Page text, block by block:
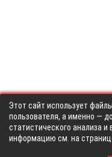
Этот сайт использует
пользователя, а именно —
статистического анализа
информацию см. на